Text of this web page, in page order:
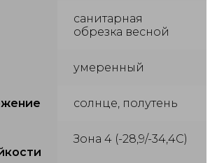
санитарная
обрезка весной
умеренный
солнце, полутень
Зона 4 (-28,9/-34,4С)